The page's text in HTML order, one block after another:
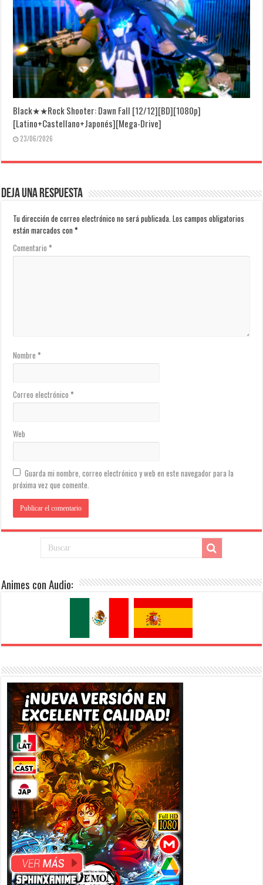
Black★★Rock Shooter: Dawn Fall [12/12][BD][1080p]
[Latino+Castellano+Japonés][Mega-Drive]
23/06/2026
Deja una respuesta
Tu dirección de correo electrónico no será publicada. Los campos obligatorios
están marcados con*
Comentario*
Nombre*
Correo electrónico*
Web
Guarda mi nombre, correo electrónico y web en este navegador para la
próxima vez que comente.
Animes con Audio: